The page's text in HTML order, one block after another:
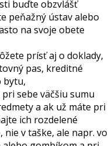
buďte obzvlášť
peňažný ústav alebo
na svoje obete
prísť aj o doklady,
pas, kreditné
bytu,
sebe väčšiu sumu
a ak už máte pri
ich rozdelené
v taške, ale napr. vo